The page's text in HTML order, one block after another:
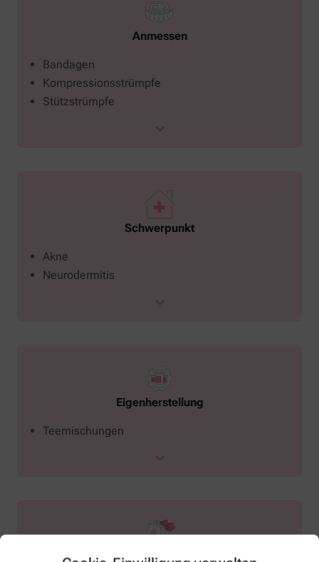
Anmessen
Bandagen
Kompressionsstrümpfe
Stützstrümpfe
Schwerpunkt
Akne
Neurodermitis
Eigenherstellung
Teemischungen
Services